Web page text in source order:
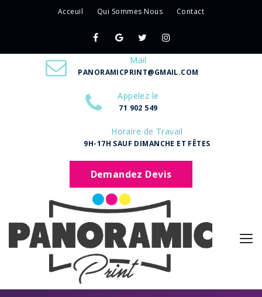
Acceuil Qui Sommes Nous Contact
Mail
PANORAMICPRINT@GMAIL.COM
Appelez le
71 902 549
Horaire de Travail
9H-17H SAUF DIMANCHE ET FÊTES
Demandez Devis